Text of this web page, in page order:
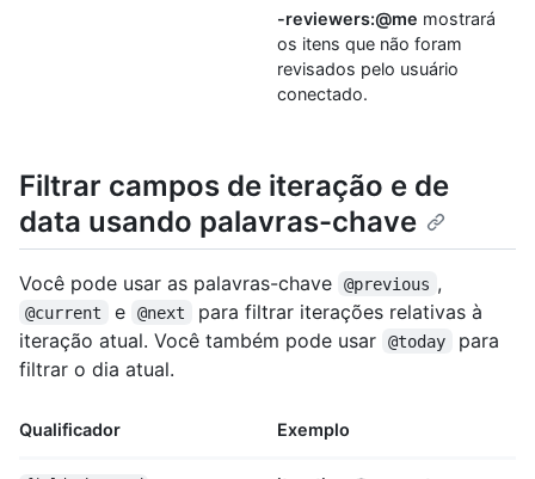
-reviewers:@me mostrará
os itens que não foram
revisados pelo usuário
conectado.
Filtrar campos de iteração e de
data usando palavras-chave
Você pode usar as palavras-chave @previous ,
@current e @next
para filtrar iterações relativas à
iteração atual. Você também pode usar
@today
para
filtrar o dia atual.
Qualificador Exemplo